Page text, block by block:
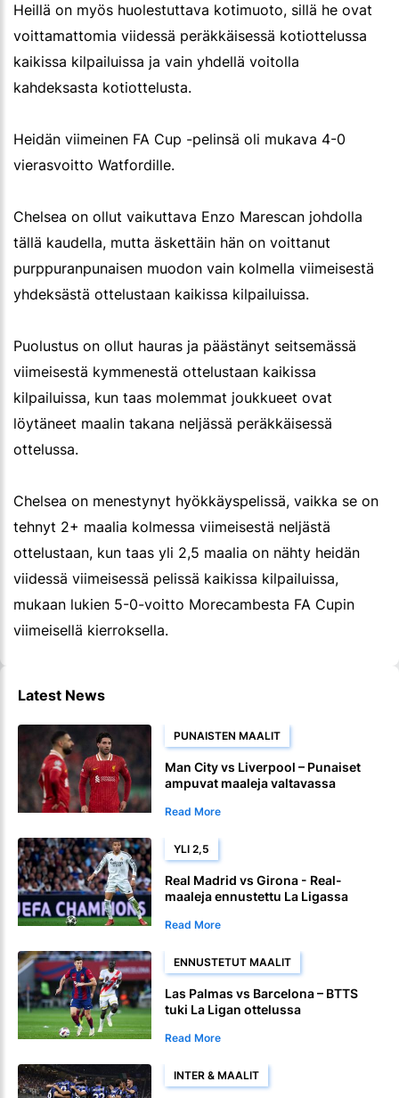
Heillä on myös huolestuttava kotimuoto, sillä he ovat
voittamattomia viidessä peräkkäisessä kotiottelussa
kaikissa kilpailuissa ja vain yhdellä voitolla
kahdeksasta kotiottelusta.
Heidän viimeinen FA Cup -pelinsä oli mukava 4-0
vierasvoitto Watfordille.
Chelsea on ollut vaikuttava Enzo Marescan johdolla
tällä kaudella, mutta äskettäin hän on voittanut
purppuranpunaisen muodon vain kolmella viimeisestä
yhdeksästä ottelustaan kaikissa kilpailuissa.
Puolustus on ollut hauras ja päästänyt seitsemässä
viimeisestä kymmenestä ottelustaan kaikissa
kilpailuissa, kun taas molemmat joukkueet ovat
löytäneet maalin takana neljässä peräkkäisessä
ottelussa.
Chelsea on menestynyt hyökkäyspelissä, vaikka se on
tehnyt 2+ maalia kolmessa viimeisestä neljästä
ottelustaan, kun taas yli 2,5 maalia on nähty heidän
viidessä viimeisessä pelissä kaikissa kilpailuissa,
mukaan lukien 5-0-voitto Morecambesta FA Cupin
viimeisellä kierroksella.
Latest News
PUNAISTEN MAALIT
Man City vs Liverpool – Punaiset
ampuvat maaleja valtavassa
Read More
YLI 2,5
Real Madrid vs Girona - Real-
maaleja ennustettu La Ligassa
Read More
ENNUSTETUT MAALIT
Las Palmas vs Barcelona – BTTS
tuki La Ligan ottelussa
Read More
INTER & MAALIT